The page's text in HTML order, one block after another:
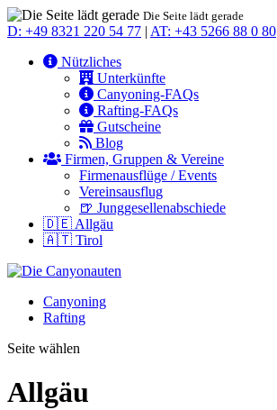
Die Seite lädt gerade
D: +49 8321 220 54 77 | AT: +43 5266 88 0 80
Nützliches
Unterkünfte
Canyoning-FAQs
Rafting-FAQs
Gutscheine
Blog
Firmen, Gruppen & Vereine
Firmenausflüge / Events
Vereinsausflug
🍺 Junggesellenabschiede
🇩🇪 Allgäu
🇦🇹 Tirol
Canyoning
Rafting
Seite wählen
Allgäu